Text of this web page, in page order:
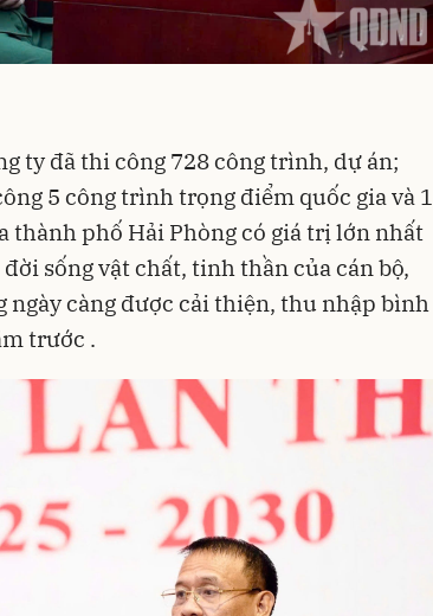
ty đã thi công 728 công trình, dự án;
5 công trình trọng điểm quốc gia và 1
thành phố Hải Phòngcó giá trị lớn nhất
sống vật chất, tinh thần của cán bộ,
ngày càng được cải thiện, thu nhập bình
trước .